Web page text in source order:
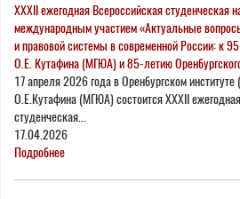
XXXII ежегодная Всероссийская студенческая
международным участием «Актуальные
и правовой системы в современной России: к
О.Е. Кутафина (МГЮА) и 85-летию
17 апреля 2026 года в Оренбургском
О.Е.Кутафина (МГЮА) состоится XXXII
студенческая...
17.04.2026
Подробнее